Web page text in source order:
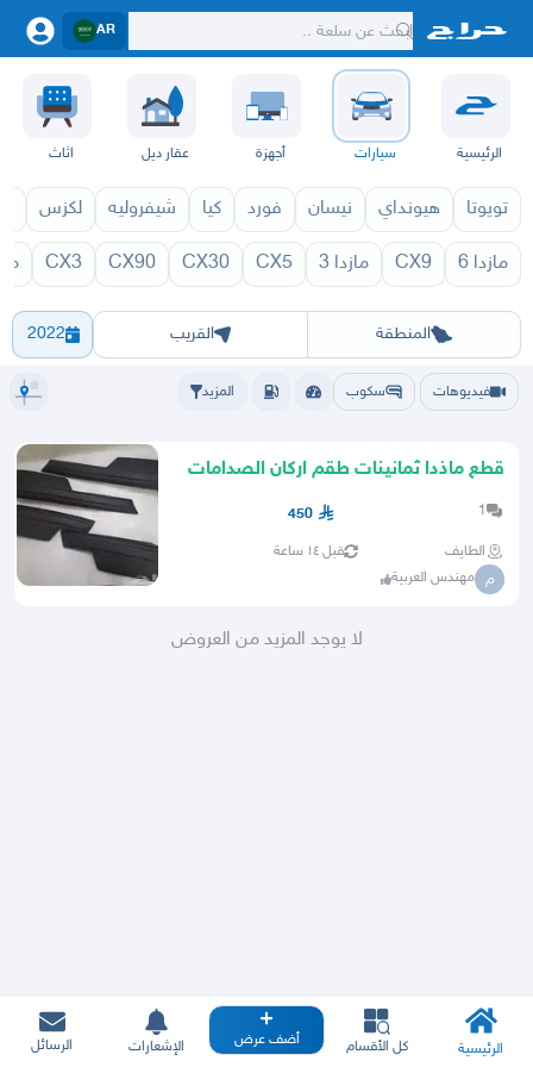
AR
الرئيسية سيارات أجهزة عقار ديل اثاث
تويوتا هيونداي نيسان فورد كيا شيفروليه لكزس
مازدا 6 CX9 مازدا 3 CX5
CX30
CX90
CX3
المنطقة
الرياض الشرقيهجده الطايف حائلأبها عسيرالباحة
القريب 2022
626 2027
فيديوهات سكوب المزيد
قطع ماذدا ثمانينات طقم اركان الصدامات
الاماميه والخلفية
1
450
الطايف قبل ١٤ ساعة
م مهندس العربية
لا يوجد المزيد من العروض
الرئيسية كل الأقسام أضف عرض الإشعارات الرسائل